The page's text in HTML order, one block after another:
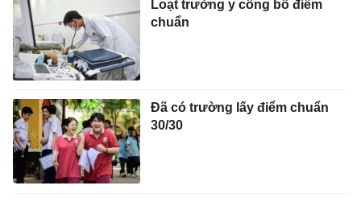
Loạt trường y công bố điểm
chuẩn
Đã có trường lấy điểm chuẩn
30/30